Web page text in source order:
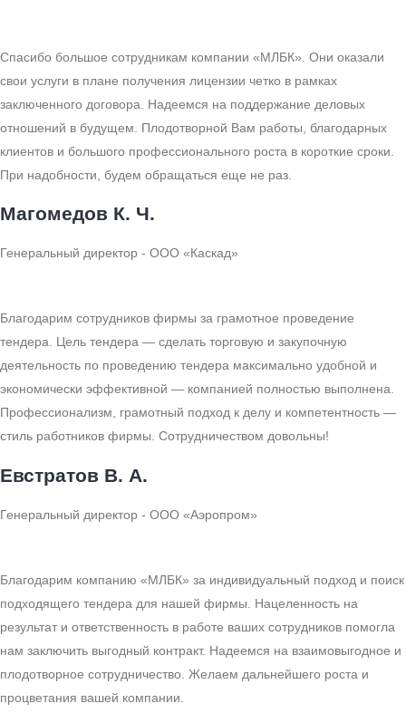
Спасибо большое сотрудникам компании «МЛБК». Они оказали
свои услуги в плане получения лицензии четко в рамках
заключенного договора. Надеемся на поддержание деловых
отношений в будущем. Плодотворной Вам работы, благодарных
клиентов и большого профессионального роста в короткие сроки.
При надобности, будем обращаться еще не раз.
Магомедов К. Ч.
Генеральный директор - ООО «Каскад»
Благодарим сотрудников фирмы за грамотное проведение
тендера. Цель тендера — сделать торговую и закупочную
деятельность по проведению тендера максимально удобной и
экономически эффективной — компанией полностью выполнена.
Профессионализм, грамотный подход к делу и компетентность —
стиль работников фирмы. Сотрудничеством довольны!
Евстратов В. А.
Генеральный директор - ООО «Аэропром»
Благодарим компанию «МЛБК» за индивидуальный подход и поиск
подходящего тендера для нашей фирмы. Нацеленность на
результат и ответственность в работе ваших сотрудников помогла
нам заключить выгодный контракт. Надеемся на взаимовыгодное и
плодотворное сотрудничество. Желаем дальнейшего роста и
процветания вашей компании.